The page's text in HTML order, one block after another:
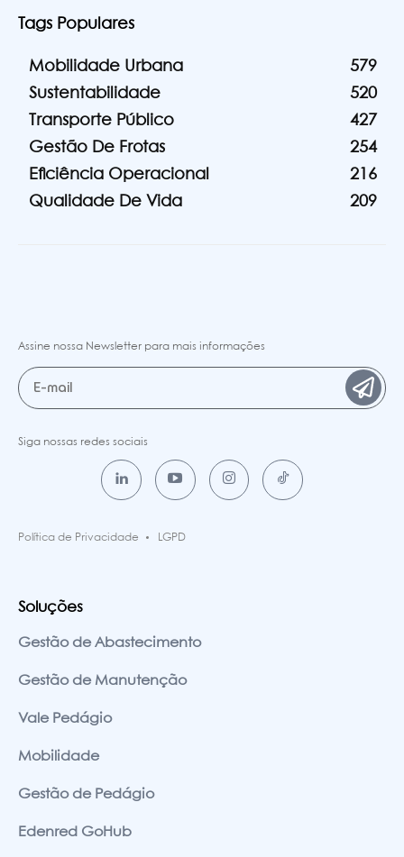
Tags Populares
Mobilidade Urbana
579
Sustentabilidade
520
Transporte Público
427
Gestão De Frotas
254
Eficiência Operacional
216
Qualidade De Vida
209
Assine nossa Newsletter para mais informações
Siga nossas redes sociais
Política de Privacidade LGPD
Soluções
Gestão de Abastecimento
Gestão de Manutenção
Vale Pedágio
Mobilidade
Gestão de Pedágio
Edenred GoHub